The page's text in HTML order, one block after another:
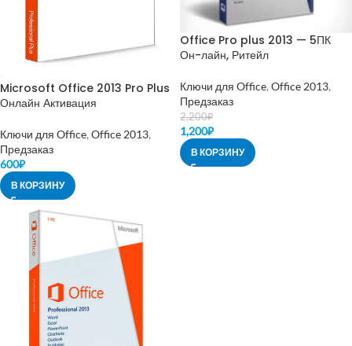
Microsoft Office 2013 Pro Plus
Онлайн Активация
Ключи для Office, Office 2013,
Предзаказ
600₽
В КОРЗИНУ
Office Pro plus 2013 — 5ПК
Он-лайн, Ритейл
Ключи для Office, Office 2013,
Предзаказ
2,200₽
1,200₽
В КОРЗИНУ